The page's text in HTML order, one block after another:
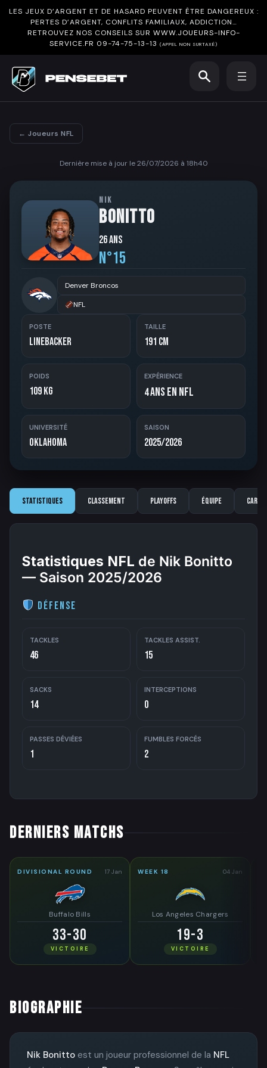
LES JEUX D’ARGENT ET DE HASARD PEUVENT ÊTRE DANGEREUX :
PERTES D’ARGENT, CONFLITS FAMILIAUX, ADDICTION…
RETROUVEZ NOS CONSEILS SUR WWW.JOUEURS-INFO-
SERVICE.FR 09-74-75-13-13 (APPEL NON SURTAXÉ)
← Joueurs NFL
Dernière mise à jour le 26/07/2026 à 18h40
NIK
BONITTO
26 ans
N°15
Denver Broncos
NFL
POSTE
Linebacker
TAILLE
191 cm
POIDS
109 kg
EXPÉRIENCE
4ans en NFL
UNIVERSITÉ
Oklahoma
SAISON
2025/2026
Statistiques Classement Playoffs Équipe
Statistiques NFL de Nik Bonitto
— Saison 2025/2026
Défense
TACKLES
46
TACKLES ASSIST.
15
SACKS
14
INTERCEPTIONS
0
PASSES DÉVIÉES
1
FUMBLES FORCÉS
2
DERNIERS MATCHS
DIVISIONAL ROUND 17 Jan
Buffalo Bills
33-30
VICTOIRE
WEEK 18 04 Jan
Los Angeles Chargers
19-3
VICTOIRE
BIOGRAPHIE
Nik Bonitto est un joueur professionnel de la NFL